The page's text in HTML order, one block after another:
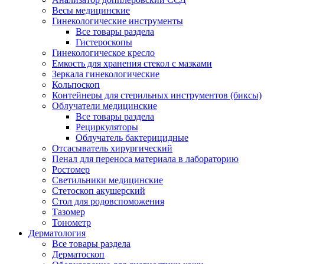
Весы медицинские
Гинекологические инструменты
Все товары раздела
Гистероскопы
Гинекологическое кресло
Емкость для хранения стекол с мазками
Зеркала гинекологические
Кольпоскоп
Контейнеры для стерильных инструментов (биксы)
Облучатели медицинские
Все товары раздела
Рециркуляторы
Облучатель бактерицидные
Отсасыватель хирургический
Пенал для переноса материала в лабораторию
Ростомер
Светильники медицинские
Стетоскоп акушерский
Стол для родовспоможения
Тазомер
Тонометр
Дерматология
Все товары раздела
Дерматоскоп